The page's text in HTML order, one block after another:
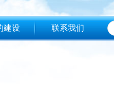
建设 联系我们